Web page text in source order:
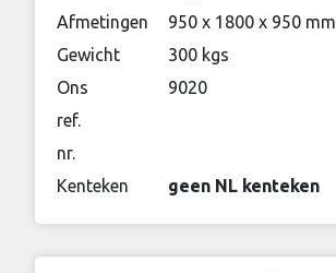
Afmetingen
950 x 1800 x 950 mm
Gewicht
300 kgs
Ons
ref.
nr.
9020
Kenteken geen NL kenteken